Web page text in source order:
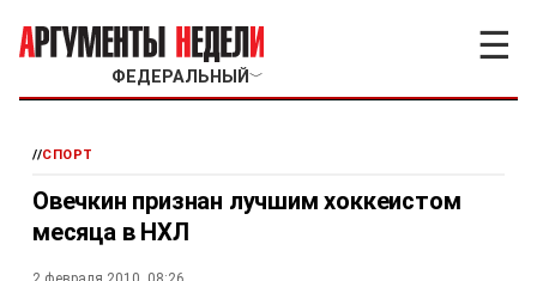
ФЕДЕРАЛЬНЫЙ ﹀
☰
//СПОРТ
Овечкин признан лучшим хоккеистом
месяца в НХЛ